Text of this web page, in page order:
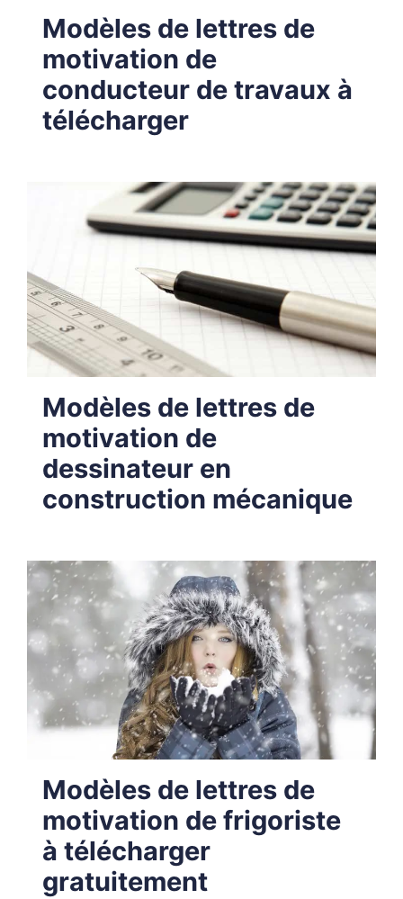
Modèles de lettres de
motivation de
conducteur de travaux à
télécharger
Modèles de lettres de
motivation de
dessinateur en
construction mécanique
Modèles de lettres de
motivation de frigoriste
à télécharger
gratuitement